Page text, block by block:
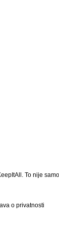
To nije
o privatnosti